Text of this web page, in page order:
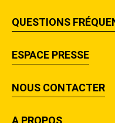
QUESTIONS
ESPACE PRESSE
NOUS CONTACTER
A PROPOS